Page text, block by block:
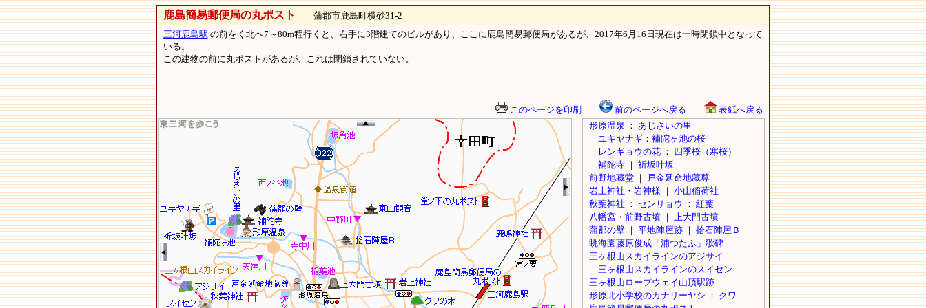
鹿島簡易郵便局の丸ポスト
蒲郡市鹿島町横砂31-2
三河鹿島駅 の前をく北へ7～80m程行くと、右手に3階建てのビルがあり、ここに鹿島簡易郵便局があるが、2017年6月16日現在は一時閉鎖中となって
いる。
この建物の前に丸ポストがあるが、これは閉鎖されていない。
このページを印刷 前のページへ戻る 表紙へ戻る